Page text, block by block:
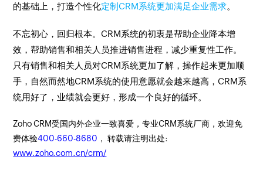
的基础上，打造个性化定制CRM系统更加满足企业需求。
不忘初心，回归根本。CRM系统的初衷是帮助企业降本增
效，帮助销售和相关人员推进销售进程，减少重复性工作。
只有销售和相关人员对CRM系统更加了解，操作起来更加顺
手，自然而然地CRM系统的使用意愿就会越来越高，CRM系
统用好了，业绩就会更好，形成一个良好的循环。
Zoho CRM受国内外企业一致喜爱，专业CRM系统厂商，欢迎免
费体验400-660-8680 ， 转载请注明出处:
www.zoho.com.cn/crm/